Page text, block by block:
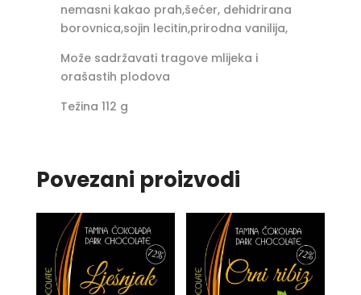
nemasni kakao prah,šećer, dehidrirana
borovnica,sojin lecitin,prirodna vanilija,
Može sadržavati tragove mlijeka i
orašastih plodova
Težina 112 g
Povezani proizvodi